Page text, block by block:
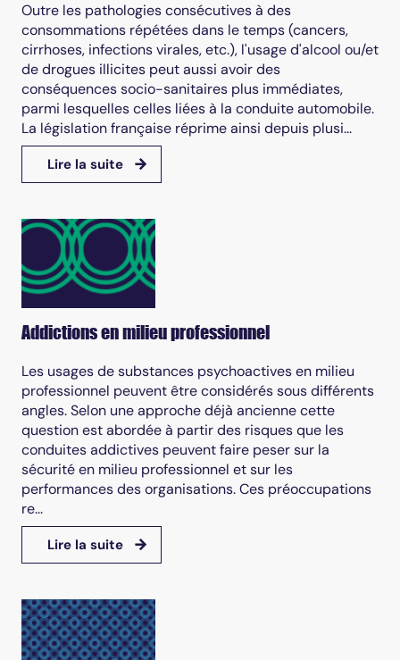
Outre les pathologies consécutives à des
consommations répétées dans le temps (cancers,
cirrhoses, infections virales, etc.), l'usage d'alcool ou/et
de drogues illicites peut aussi avoir des
conséquences socio-sanitaires plus immédiates,
parmi lesquelles celles liées à la conduite automobile.
La législation française réprime ainsi depuis plusi...
Lire la suite
Addictions en milieu professionnel
Les usages de substances psychoactives en milieu
professionnel peuvent être considérés sous différents
angles. Selon une approche déjà ancienne cette
question est abordée à partir des risques que les
conduites addictives peuvent faire peser sur la
sécurité en milieu professionnel et sur les
performances des organisations. Ces préoccupations
re...
Lire la suite